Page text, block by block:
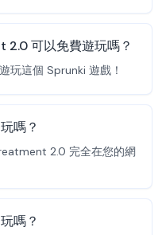
可以免費遊玩嗎？
玩這個 Sprunki 遊戲！
嗎？
2.0 完全在您的網
嗎？